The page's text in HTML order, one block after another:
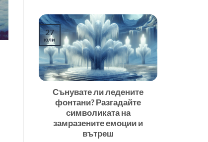
Сънувате ли ледените
фонтани? Разгадайте
символиката на
замразените емоции и
вътреш
27
юли